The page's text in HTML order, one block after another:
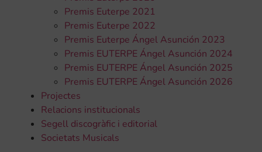
Premis Euterpe 2021
Premis Euterpe 2022
Premis Euterpe Ángel Asunción 2023
Premis EUTERPE Ángel Asunción 2024
Premis EUTERPE Ángel Asunción 2025
Premis EUTERPE Ángel Asunción 2026
Projectes
Relacions institucionals
Segell discogràfic i editorial
Societats Musicals